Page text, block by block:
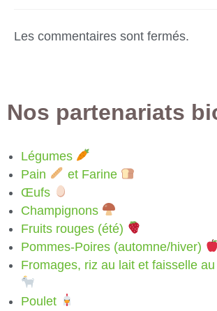
Les commentaires sont fermés.
Nos partenariats
Légumes
Pain
et Farine
Œufs
Champignons
Fruits rouges (été)
Pommes-Poires (automne/hiver)
Fromages, riz au lait et faisselle
Poulet